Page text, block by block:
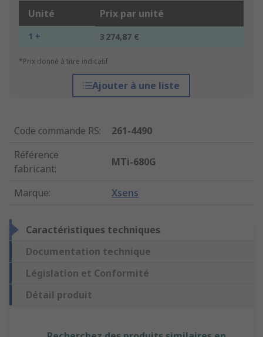
Unité Prix par unité
1 + 3 274,87 €
*Prix donné à titre indicatif
Ajouter à une liste
Code commande RS:
261-4490
Référence
fabricant:
MTi-680G
Marque: Xsens
Caractéristiques techniques
Documentation technique
Législation et Conformité
Détail produit